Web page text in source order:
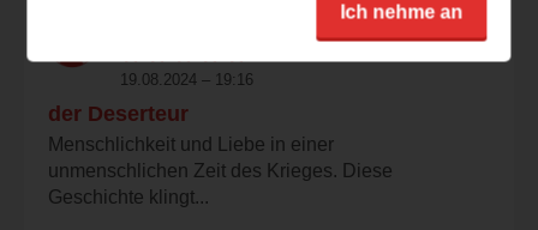
19.08.2024 – 19:16
der Deserteur
Menschlichkeit und Liebe in einer
unmenschlichen Zeit des Krieges. Diese
Geschichte klingt...
Ich nehme an